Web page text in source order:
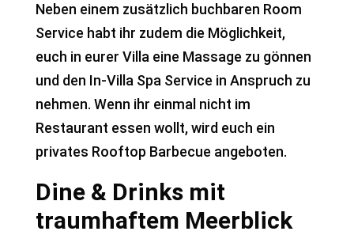
Neben einem zusätzlich buchbaren Room
Service habt ihr zudem die Möglichkeit,
euch in eurer Villa eine Massage zu gönnen
und den In-Villa Spa Service in Anspruch zu
nehmen. Wenn ihr einmal nicht im
Restaurant essen wollt, wird euch ein
privates Rooftop Barbecue angeboten.
Dine & Drinks mit
traumhaftem Meerblick